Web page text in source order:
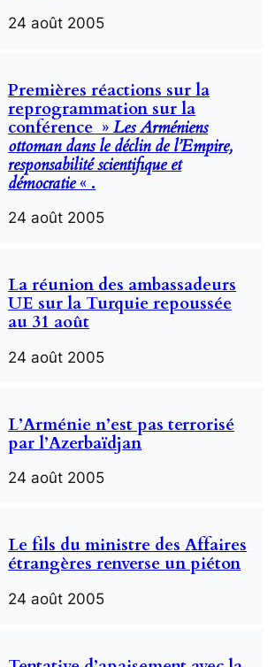
24 août 2005
Premières réactions sur la
reprogrammation sur la
conférence »Les Arméniens
ottoman dans le déclin de l’Empire,
responsabilité scientifique et
démocratie« .
24 août 2005
La réunion des ambassadeurs
UE sur la Turquie repoussée
au 31 août
24 août 2005
L’Arménie n’est pas terrorisé
par l’Azerbaïdjan
24 août 2005
Le fils du ministre des Affaires
étrangères renverse un piéton
24 août 2005